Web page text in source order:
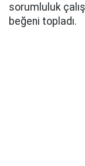
sorumluluk
beğeni topladı.